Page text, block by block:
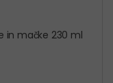
in mačke 230 ml